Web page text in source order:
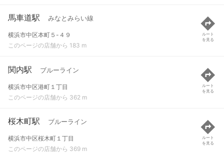
馬車道駅 みなとみらい線
横浜市中区本町５-４９
このページの店舗から 183 m
ルート
を見る
関内駅 ブルーライン
横浜市中区港町１丁目
このページの店舗から 362 m
ルート
を見る
桜木町駅 ブルーライン
横浜市中区桜木町１丁目
このページの店舗から 369 m
ルート
を見る